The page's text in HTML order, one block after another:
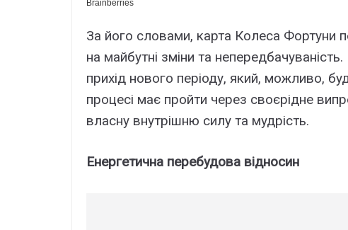
За його словами, карта Колеса Фортуни
на майбутні зміни та
прихід нового періоду, який, можливо,
процесі має пройти через своєрідне
власну внутрішню силу та мудрість.
Енергетична перебудова відносин